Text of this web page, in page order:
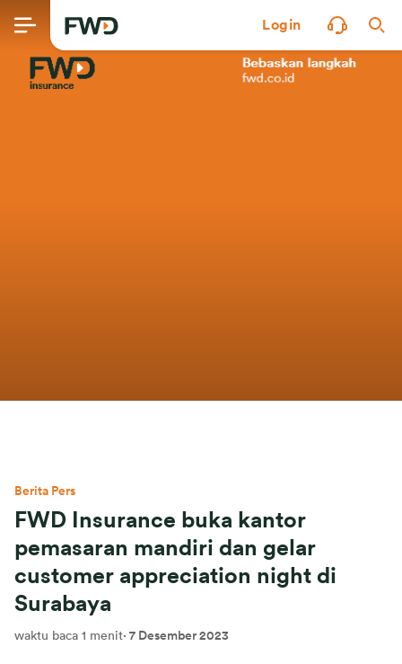
Login
Berita Pers
FWD Insurance buka kantor
pemasaran mandiri dan gelar
customer appreciation night di
Surabaya
waktu baca 1 menit· 7 Desember 2023